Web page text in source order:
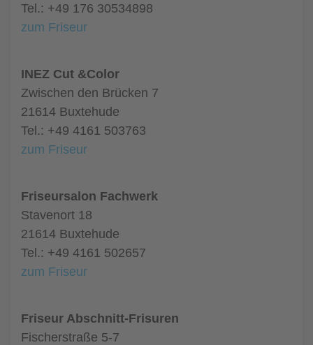
Tel.: +49 176 30534898
zum Friseur
INEZ Cut &Color
Zwischen den Brücken 7
21614 Buxtehude
Tel.: +49 4161 503763
zum Friseur
Friseursalon Fachwerk
Stavenort 18
21614 Buxtehude
Tel.: +49 4161 502657
zum Friseur
Friseur Abschnitt-Frisuren
Fischerstraße 5-7